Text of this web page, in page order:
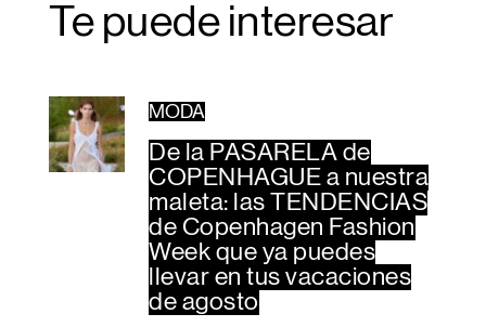
Te puede interesar
MODA
De la PASARELA de
COPENHAGUE a nuestra
maleta: las TENDENCIAS
de Copenhagen Fashion
Week que ya puedes
llevar en tus vacaciones
de agosto